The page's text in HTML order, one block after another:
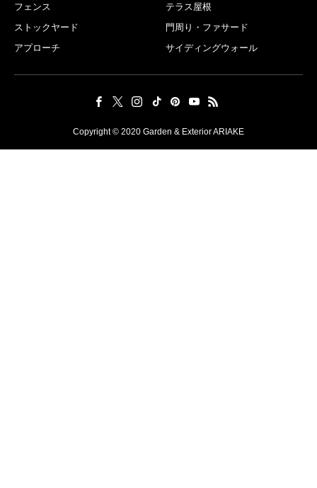
フェンス
テラス屋根
ストックヤード
門周り・ファサード
アプローチ
サイディングウォール
Copyright © 2020 Garden & Exterior ARIAKE